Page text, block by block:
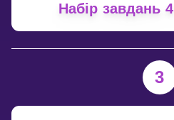
Набір завдань 4
3